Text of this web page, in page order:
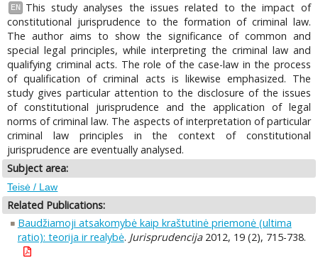
EN
This study analyses the issues related to the impact of
constitutional jurisprudence to the formation of criminal law.
The author aims to show the significance of common and
special legal principles, while interpreting the criminal law and
qualifying criminal acts. The role of the case-law in the process
of qualification of criminal acts is likewise emphasized. The
study gives particular attention to the disclosure of the issues
of constitutional jurisprudence and the application of legal
norms of criminal law. The aspects of interpretation of particular
criminal law principles in the context of constitutional
jurisprudence are eventually analysed.
Subject area:
Teisė / Law
Related Publications:
Baudžiamoji atsakomybė kaip kraštutinė priemonė (ultima
ratio): teorija ir realybė. Jurisprudencija2012, 19 (2), 715-738.